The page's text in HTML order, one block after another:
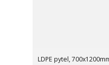
LDPE pytel,